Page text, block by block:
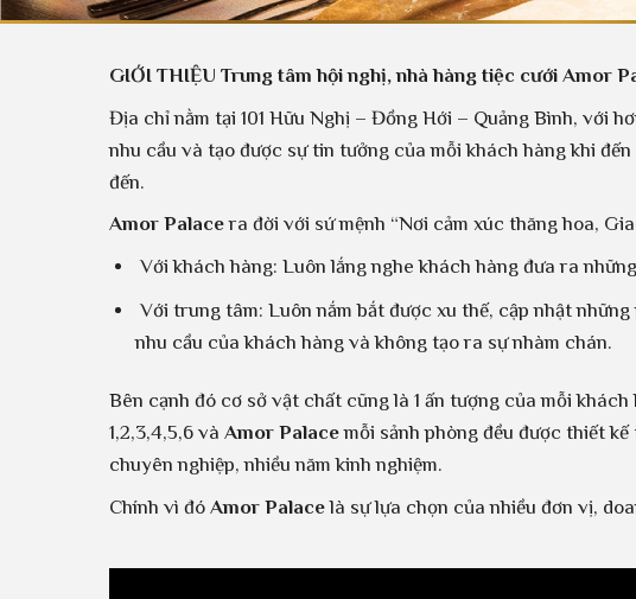
GIỚI THIỆU Trung tâm hội nghị, nhà hàng tiệc cưới Amor
Địa chỉ nằm tại 101 Hữu Nghị – Đồng Hới – Quảng Bình, với
nhu cầu và tạo được sự tin tưởng của mỗi khách hàng khi
đến.
Amor Palacera đời với sứ mệnh “Nơi cảm xúc thăng hoa,
Với khách hàng: Luôn lắng nghe khách hàng đưa ra
Với trung tâm: Luôn nắm bắt được xu thế, cập nhật
nhu cầu của khách hàng và không tạo ra sự nhàm chán.
Bên cạnh đó cơ sở vật chất cũng là 1 ấn tượng của mỗi khách
1,2,3,4,5,6 và Amor Palacemỗi sảnh phòng đều được thiết
chuyên nghiệp, nhiều năm kinh nghiệm.
Chính vì đó Amor Palacelà sự lựa chọn của nhiều đơn vị,